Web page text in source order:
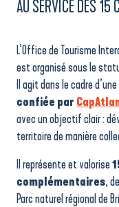
AU SERVICE DES 15
L’Office de Tourisme
est organisé sous le
Il agit dans le cadre d’une
confiée par
avec un objectif clair :
territoire de manière
Il représente et valorise
complémentaires,
Parc naturel régional de